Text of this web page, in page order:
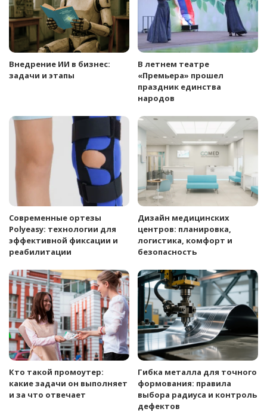
Внедрение ИИ в бизнес:
задачи и этапы
В летнем театре
«Премьера» прошел
праздник единства
народов
Современные ортезы
Polyeasy: технологии для
эффективной фиксации и
реабилитации
Дизайн медицинских
центров: планировка,
логистика, комфорт и
безопасность
Кто такой промоутер:
какие задачи он выполняет
и за что отвечает
Гибка металла для точного
формования: правила
выбора радиуса и контроль
дефектов